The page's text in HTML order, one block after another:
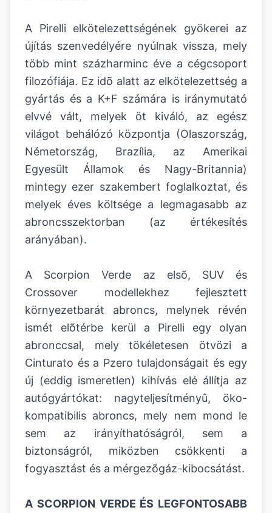
A Pirelli elkötelezettségének gyökerei az
újítás szenvedélyére nyúlnak vissza, mely
több mint százharminc éve a cégcsoport
filozófiája. Ez idõ alatt az elkötelezettség a
gyártás és a K+F számára is iránymutató
elvvé vált, melyek öt kiváló, az egész
világot behálózó központja (Olaszország,
Németország, Brazília, az Amerikai
Egyesült Államok és Nagy-Britannia)
mintegy ezer szakembert foglalkoztat, és
melyek éves költsége a legmagasabb az
abroncsszektorban (az értékesítés
arányában).
A Scorpion Verde az elsõ, SUV és
Crossover modellekhez fejlesztett
környezetbarát abroncs, melynek révén
ismét elõtérbe kerül a Pirelli egy olyan
abronccsal, mely tökéletesen ötvözi a
Cinturato és a Pzero tulajdonságait és egy
új (eddig ismeretlen) kihívás elé állítja az
autógyártókat: nagyteljesítményû, öko-
kompatibilis abroncs, mely nem mond le
sem az irányíthatóságról, sem a
biztonságról, miközben csökkenti a
fogyasztást és a mérgezõgáz-kibocsátást.
A SCORPION VERDE ÉS LEGFONTOSABB